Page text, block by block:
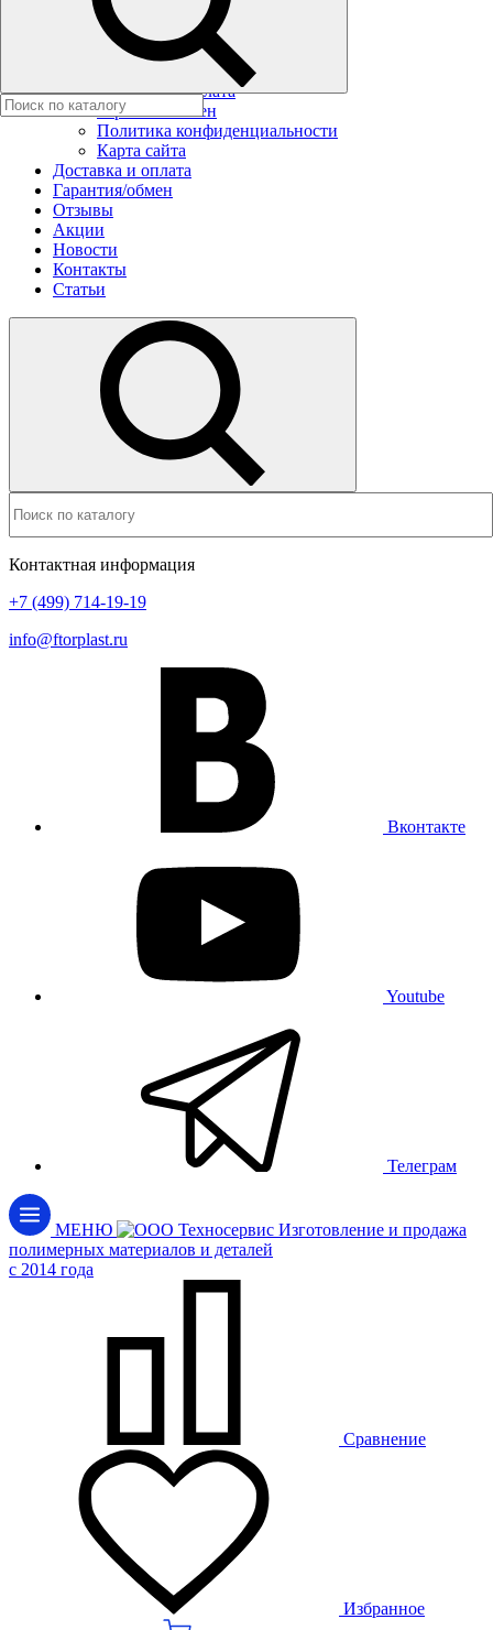
Новости
Контакты
Статьи
Доставка и оплата
Гарантия/обмен
Политика конфиденциальности
Карта сайта
Доставка и оплата
Гарантия/обмен
Отзывы
Акции
Новости
Контакты
Статьи
Контактная информация
+7 (499) 714-19-19
info@ftorplast.ru
Вконтакте
Youtube
Телеграм
МЕНЮ
Изготовление и продажа
полимерных материалов и деталей
c 2014 года
Сравнение
Избранное